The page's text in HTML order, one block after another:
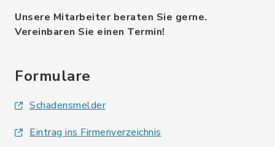
Unsere Mitarbeiter beraten Sie gerne.
Vereinbaren Sie einen Termin!
Formulare
Schadensmelder
Eintrag ins Firmenverzeichnis